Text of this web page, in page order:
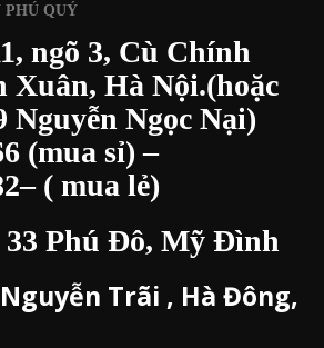
PHÚ QUÝ
ngõ 3, Cù Chính
Xuân, Hà Nội.(hoặc
Nguyễn Ngọc Nại)
(mua sỉ) –
– ( mua lẻ)
33 Phú Đô, Mỹ Đình
Nguyễn Trãi , Hà Đông,